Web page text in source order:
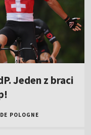
Jeden z braci
POLOGNE